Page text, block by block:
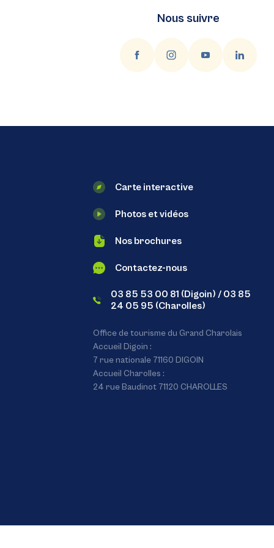
Nous suivre
Carte interactive
Photos et vidéos
Nos brochures
Contactez-nous
03 85 53 00 81 (Digoin) / 03 85
24 05 95 (Charolles)
Office de tourisme du Grand Charolais
Accueil Digoin :
7 rue nationale 71160 DIGOIN
Accueil Charolles :
24 rue Baudinot 71120 CHAROLLES